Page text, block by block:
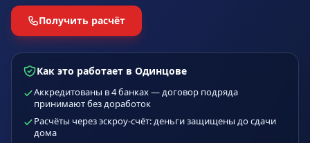
Получить расчёт
Как это работает в Одинцове
Аккредитованы в 4 банках — договор подряда
принимают без доработок
Расчёты через эскроу-счёт: деньги защищены до сдачи
дома